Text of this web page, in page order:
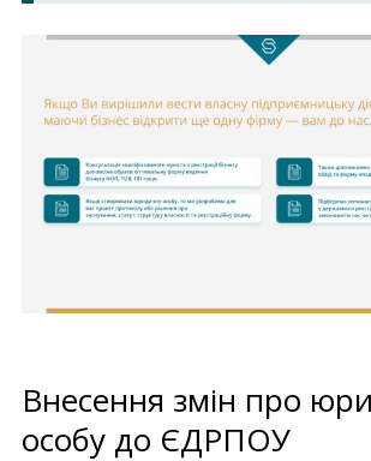
Внесення змін про
особу до ЄДРПОУ